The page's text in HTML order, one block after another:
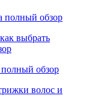
полный обзор
выбрать
обзор
волос и